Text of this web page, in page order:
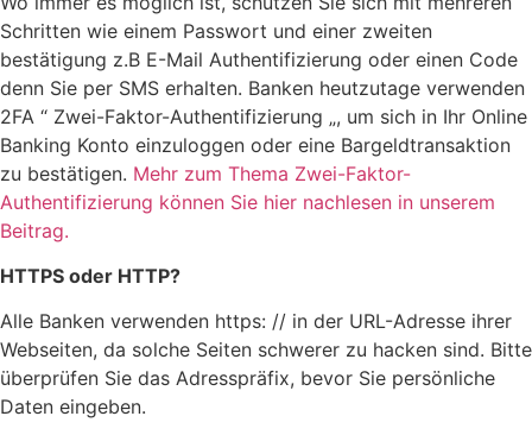
Schritten wie einem Passwort und einer zweiten
bestätigung z.B E-Mail Authentifizierung oder einen Code
denn Sie per SMS erhalten. Banken heutzutage verwenden
2FA “ Zwei-Faktor-Authentifizierung „, um sich in Ihr Online
Banking Konto einzuloggen oder eine Bargeldtransaktion
zu bestätigen. Mehr zum Thema Zwei-Faktor-
Authentifizierung können Sie hier nachlesen in unserem
Beitrag.
HTTPS oder HTTP?
Alle Banken verwenden https: // in der URL-Adresse ihrer
Webseiten, da solche Seiten schwerer zu hacken sind. Bitte
überprüfen Sie das Adresspräfix, bevor Sie persönliche
Daten eingeben.